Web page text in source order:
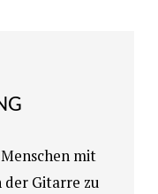
mit
der Gitarre zu